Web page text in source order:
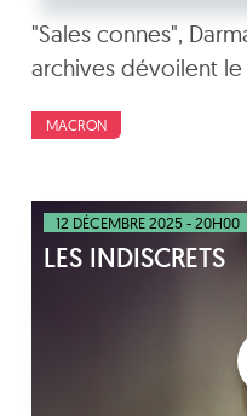
"Sales connes",
archives dévoilent
MACRON
12 DÉCEMBRE 2025 - 20H00
LES INDISCRETS